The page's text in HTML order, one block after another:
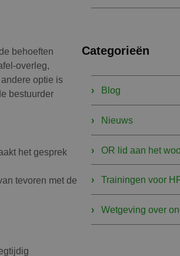
behoeften
overleg,
optie is
bestuurder
het gesprek
tevoren met de
Categorieën
Blog
Nieuws
OR lid aan het
Trainingen voor
Wetgeving over